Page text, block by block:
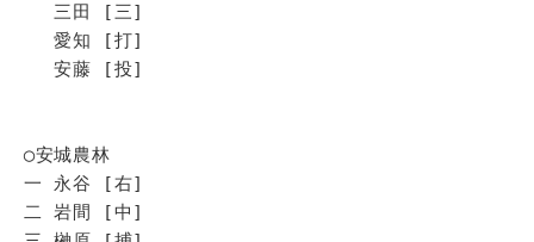
三田 [三]
愛知 [打]
安藤 [投]
◯安城農林
一 永谷 [右]
二 岩間 [中]